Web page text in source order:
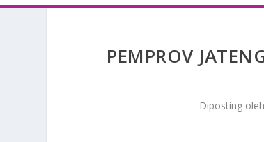
PEMPROV
Diposting oleh